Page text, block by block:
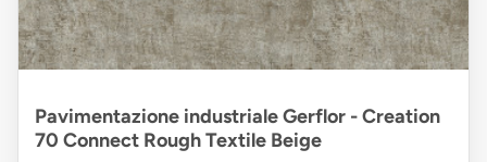
Pavimentazione industriale Gerflor - Creation
70 Connect Rough Textile Beige